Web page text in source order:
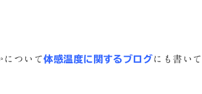
について体感温度に関するブログにも書い